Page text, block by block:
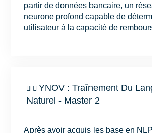
partir de données bancaire, un
neurone profond capable de
utilisateur à la capacité de
YNOV : Traînement Du
Naturel - Master 2
Après avoir acquis les base en